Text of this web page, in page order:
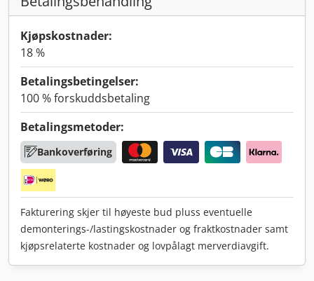
Kjøpskostnader:
18 %
Betalingsbetingelser:
100 % forskuddsbetaling
Betalingsmetoder:
Bankoverføring
Fakturering skjer til høyeste bud pluss eventuelle
demonterings-/lastingskostnader og fraktkostnader samt
kjøpsrelaterte kostnader og lovpålagt merverdiavgift.